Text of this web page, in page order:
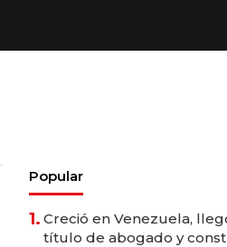
Popular
1. Creció en Venezuela,
título de abogado y